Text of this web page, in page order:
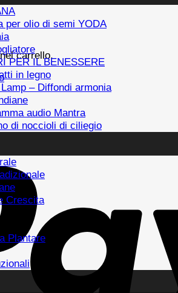
carrello.
per olio di semi YODA
PER IL BENESSERE
in legno
– Diffondi armonia
audio Mantra
di noccioli di ciliegio
Crescita
Plantare